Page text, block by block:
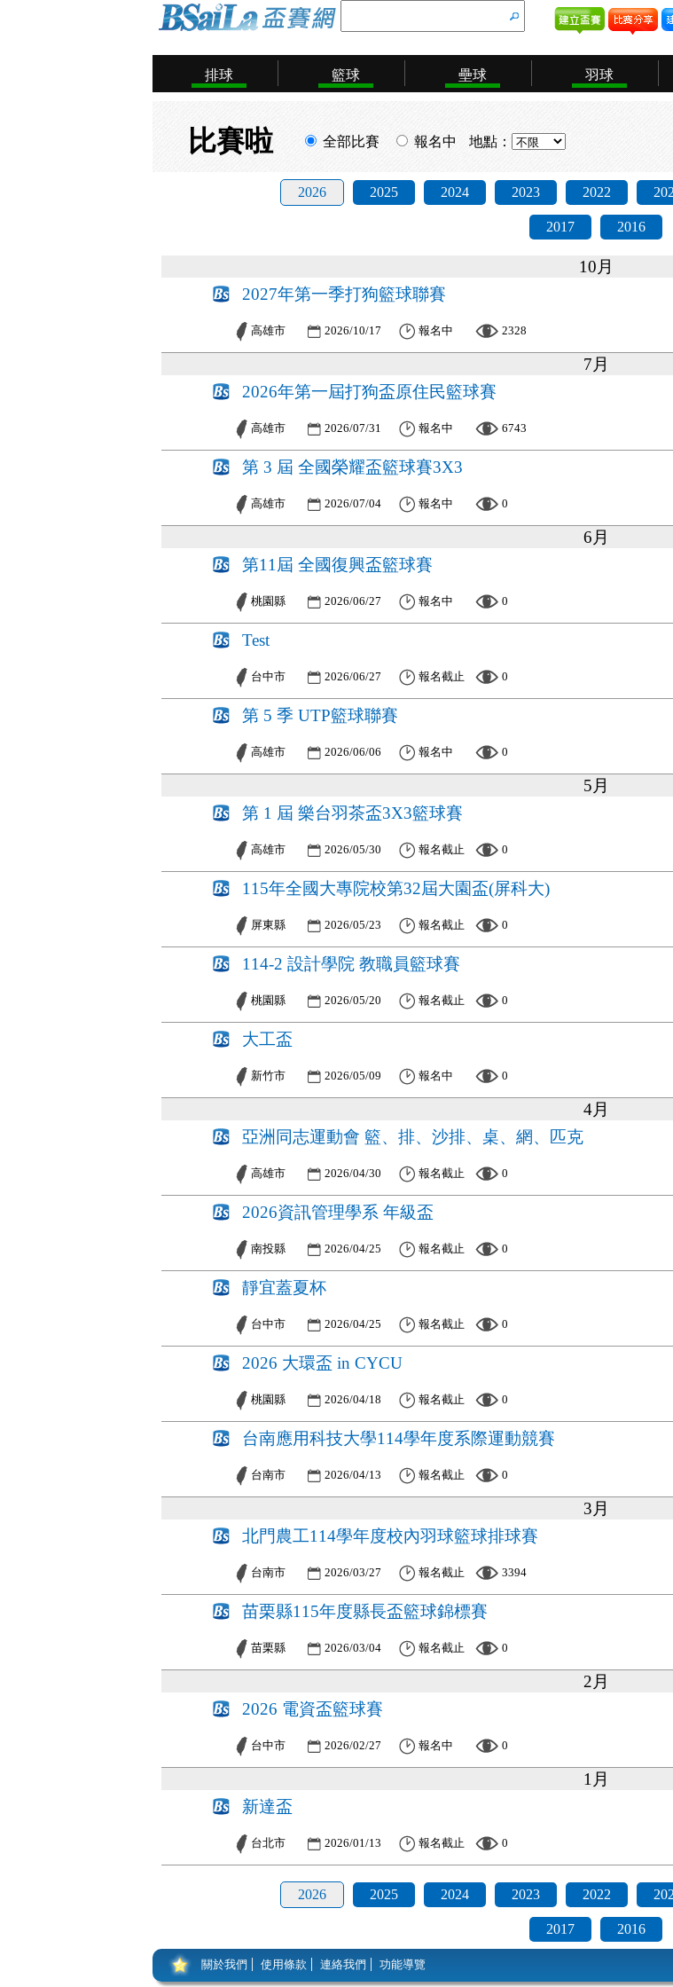
排球 籃球 壘球 羽球
比賽啦 全部比賽 報名中 地點：
2026 2025 2024 2023 2022
2017 2016
10月
2027年第一季打狗籃球聯賽
高雄市 2026/10/17 報名中 2328
7月
2026年第一屆打狗盃原住民籃球賽
高雄市 2026/07/31 報名中 6743
第 3 屆 全國榮耀盃籃球賽3X3
高雄市 2026/07/04 報名中 0
6月
第11屆 全國復興盃籃球賽
桃園縣 2026/06/27 報名中 0
Test
台中市 2026/06/27 報名截止 0
第 5 季 UTP籃球聯賽
高雄市 2026/06/06 報名中 0
5月
第 1 屆 樂台羽茶盃3X3籃球賽
高雄市 2026/05/30 報名截止 0
115年全國大專院校第32屆大園盃(屏科大)
屏東縣 2026/05/23 報名截止 0
114-2 設計學院 教職員籃球賽
桃園縣 2026/05/20 報名截止 0
大工盃
新竹市 2026/05/09 報名中 0
4月
亞洲同志運動會 籃、排、沙排、桌、網、匹克
高雄市 2026/04/30 報名截止 0
2026資訊管理學系 年級盃
南投縣 2026/04/25 報名截止 0
靜宜蓋夏杯
台中市 2026/04/25 報名截止 0
2026 大環盃 in CYCU
桃園縣 2026/04/18 報名截止 0
台南應用科技大學114學年度系際運動競賽
台南市 2026/04/13 報名截止 0
3月
北門農工114學年度校內羽球籃球排球賽
台南市 2026/03/27 報名截止 3394
苗栗縣115年度縣長盃籃球錦標賽
苗栗縣 2026/03/04 報名截止 0
2月
2026 電資盃籃球賽
台中市 2026/02/27 報名中 0
1月
新達盃
台北市 2026/01/13 報名截止 0
2026 2025 2024 2023 2022
2017 2016
關於我們 使用條款 連絡我們 功能導覽